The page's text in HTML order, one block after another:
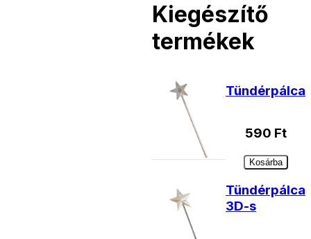
Kiegészítő
termékek
Tündérpálca
590 Ft
Kosárba
Tündérpálca
3D-s